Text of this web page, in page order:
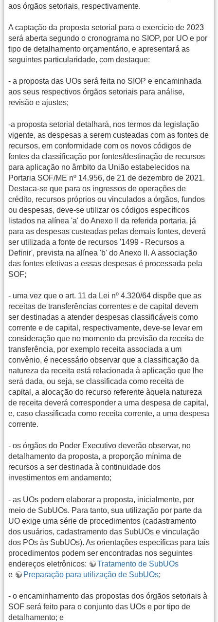
aos órgãos setoriais, respectivamente.
A captação da proposta setorial para o exercício de 2023
será aberta segundo o cronograma no SIOP, por UO e por
tipo de detalhamento orçamentário, e apresentará as
seguintes particularidade, com destaque:
- a proposta das UOs será feita no SIOP e encaminhada
aos seus respectivos órgãos setoriais para análise,
revisão e ajustes;
-a proposta setorial detalhará, nos termos da legislação
vigente, as despesas a serem custeadas com as fontes de
recursos, em conformidade com os novos códigos de
fontes da classificação por fontes/destinação de recursos
para aplicação no âmbito da União estabelecidos na
Portaria SOF/ME nº 14.956, de 21 de dezembro de 2021.
Destaca-se que para os ingressos de operações de
crédito, recursos próprios ou vinculados a órgãos, fundos
ou despesas, deve-se utilizar os códigos específicos
listados na alínea 'a' do Anexo II da referida portaria, já
para as despesas custeadas pelas demais fontes, deverá
ser utilizada a fonte de recursos '1499 - Recursos a
Definir', prevista na alínea 'b' do Anexo II. A associação
das fontes efetivas a essas despesas é processada pela
SOF;
- uma vez que o art. 11 da Lei nº 4.320/64 dispõe que as
receitas de transferências correntes e de capital devem
ser destinadas a atender despesas classificáveis como
corrente e de capital, respectivamente, deve-se levar em
consideração que no momento da previsão da receita de
transferência, por exemplo receita associada a um
convênio, é necessário observar que a classificação da
natureza da receita está relacionada à aplicação que lhe
será dada, ou seja, se classificada como receita de
capital, a alocação do recurso referente àquela natureza
de receita deverá corresponder a uma despesa de capital,
e, caso classificada como receita corrente, a uma despesa
corrente.
- os órgãos do Poder Executivo deverão observar, no
detalhamento da proposta, a proporção mínima de
recursos a ser destinada à continuidade dos
investimentos em andamento;
- as UOs podem elaborar a proposta, inicialmente, por
meio de SubUOs. Para tanto, sua utilização por parte da
UO exige uma série de procedimentos (cadastramento
dos usuários, cadastramento das SubUOs e vinculação
dos POs às SubUOs). As orientações específicas para tais
procedimentos podem ser encontradas nos seguintes
endereços eletrônicos:
Tratamento de SubUOs
e
Preparação para utilização de SubUOs;
- o encaminhamento das propostas dos órgãos setoriais à
SOF será feito para o conjunto das UOs e por tipo de
detalhamento; e